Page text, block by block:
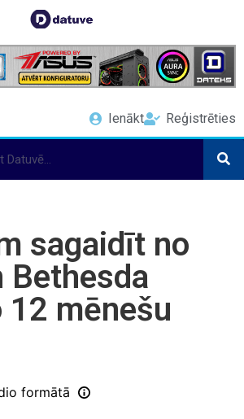
Ienākt Reģistrēties
sagaidīt no
Bethesda
12 mēnešu
formātā